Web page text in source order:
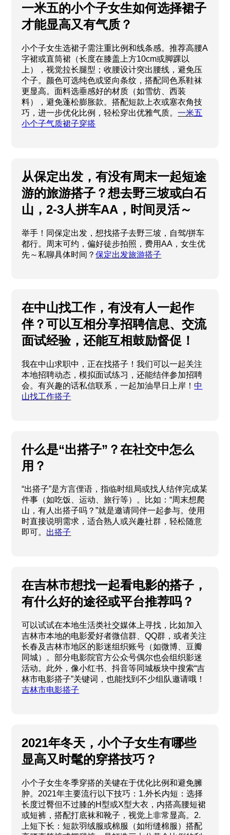
一米五的小个子女生如何选择裙子
才能显高又有气质？
小个子女生选裙子需注重比例和线条感。推荐高腰A
字裙或直筒裙（长度在膝盖上方10cm或脚踝以
上），视觉拉长腿型；收腰设计突出腰线，避免压
个子。颜色可选纯色或竖向条纹，搭配同色系鞋袜
更显高。面料选垂感好的材质（如雪纺、西装
料），避免蓬松膨胀款。搭配短款上衣或塞衣角技
巧，进一步优化比例，轻松穿出优雅气质。一米五
小个子气质裙子穿搭
从保定出发，有没有周末一起短途
游的旅游搭子？想去野三坡或白石
山，2-3人拼车AA，时间灵活～
举手！同保定出发，想找搭子去野三坡，自驾/拼车
都行。周末可约，偏好徒步拍照，费用AA，女生优
先～私聊具体时间？保定出发旅游搭子
在中山找工作，有没有人一起作
伴？可以互相分享招聘信息、交流
面试经验，还能互相鼓励督促！
我在中山求职中，正在找搭子！我们可以一起关注
本地招聘动态，模拟面试练习，还能结伴参加招聘
会。有兴趣的话私信联系，一起加油早日上岸！中
山找工作搭子
什么是“出搭子”？在社交中怎么
用？
“出搭子”是方言俚语，指临时组局或找人结伴完成某
件事（如吃饭、运动、旅行等）。比如：“周末想爬
山，有人出搭子吗？”就是邀请同伴一起参与。使用
时直接说明需求，适合熟人或兴趣社群，轻松随意
即可。 出搭子
在吉林市想找一起看电影的搭子，
有什么好的途径或平台推荐吗？
可以试试在本地生活类社交媒体上寻找，比如加入
吉林市本地的电影爱好者微信群、QQ群，或者关注
长春及吉林市地区的影迷组织账号（如微博、豆瓣
同城）。部分电影院官方公众号偶尔也会组织影迷
活动。此外，像小红书、抖音等同城板块中搜索“吉
林市电影搭子”关键词，也能找到不少组队邀请哦！
吉林市电影搭子
2021年冬天，小个子女生有哪些
显高又时髦的穿搭技巧？
小个子女生冬季穿搭的关键在于优化比例和避免臃
肿。2021年主要流行以下技巧：1.外长内短：选择
长度过臀但不过膝的H型或X型大衣，内搭高腰短裙
或短裤，搭配打底袜和靴子，视觉上非常显高。2.
上短下长：短款羽绒服或棉服（如绗缝棉服）搭配